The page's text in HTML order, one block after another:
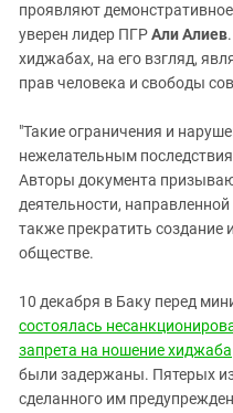
проявляют
уверен лидер ПГРАли Алиев
хиджабах, на его взгляд,
прав человека и свободы
"Такие ограничения и
нежелательным
Авторы документа
деятельности,
также прекратить создание
обществе.
10 декабря в Баку перед
состоялась
запрета на ношение хиджаба
были задержаны. Пятерых
сделанного им